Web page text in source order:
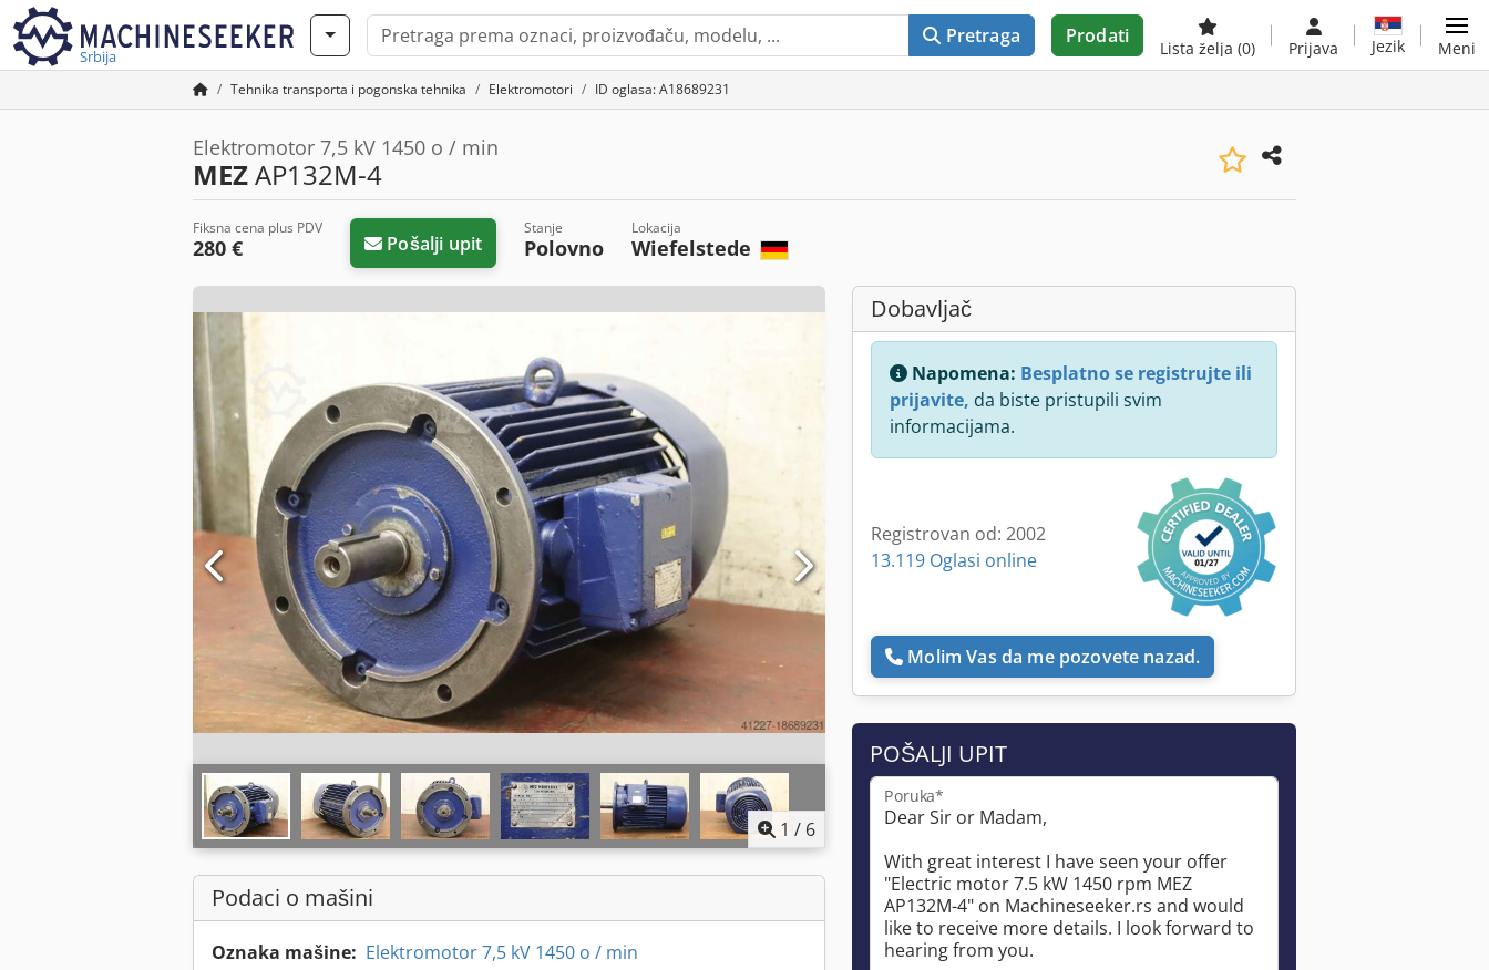
Srbija
Pretraga Prodati
Lista želja (0) Prijava Jezik Meni
Tehnika transporta i pogonska tehnika Elektromotori ID oglasa: A18689231
Elektromotor 7,5 kV 1450 o / min
MEZAP132M-4
Fiksna cena plus PDV
280 € Pošalji upit
Stanje
Polovno
Lokacija
Wiefelstede
1 / 6
Podaci o mašini
Oznaka mašine: Elektromotor 7,5 kV 1450 o / min
Dobavljač
Napomena: Besplatno se registrujte ili
prijavite, da biste pristupili svim
informacijama.
Registrovan od: 2002
13.119 Oglasi online
Molim Vas da me pozovete nazad.
POŠALJI UPIT
Poruka*